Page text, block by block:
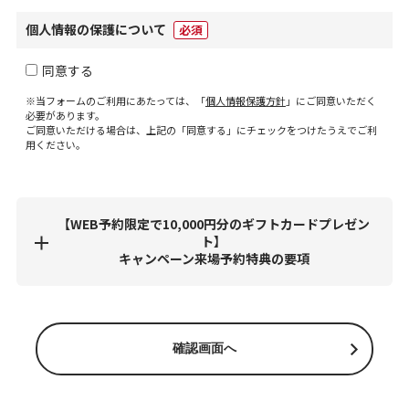
個人情報の保護について 必須
同意する
※当フォームのご利用にあたっては、「個人情報保護方針」にご同意いただく
必要があります。
ご同意いただける場合は、上記の「同意する」にチェックをつけたうえでご利
用ください。
【WEB予約限定で10,000円分のギフトカードプレゼン
ト】
キャンペーン来場予約特典の要項